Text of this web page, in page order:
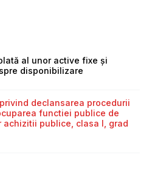
al unor active fixe și
disponibilizare
declansarea procedurii
functiei publice de
publice, clasa I, grad